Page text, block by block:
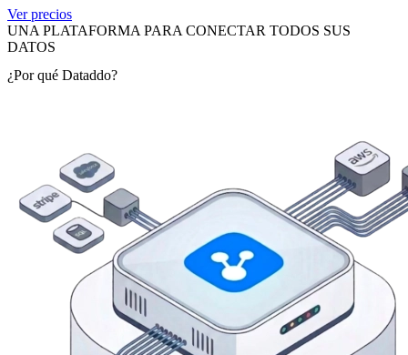
Ver precios
UNA PLATAFORMA PARA CONECTAR TODOS SUS
DATOS
¿Por qué Dataddo?